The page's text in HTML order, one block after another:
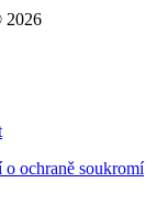
2026
o ochraně soukromí